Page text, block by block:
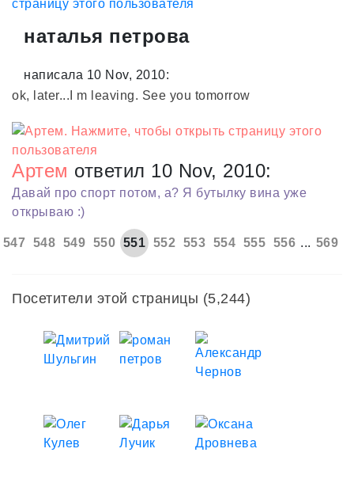
наталья петрова
написала 10 Nov, 2010:
ok, later...I m leaving. See you tomorrow
Артем ответил 10 Nov, 2010:
Давай про спорт потом, а? Я бутылку вина уже
открываю :)
547 548 549 550 551 552 553 554 555 556 ... 569
Посетители этой страницы (5,244)